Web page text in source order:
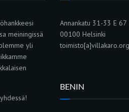
meiningissä
yli
Annankatu 31-33 E 67
00100 Helsinki
toimisto[a]villakaro.org
BENIN